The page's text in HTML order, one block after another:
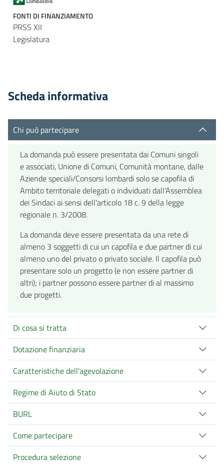
FONTI DI FINANZIAMENTO
PRSS XII
Legislatura
Scheda informativa
Chi può partecipare
La domanda può essere presentata dai Comuni singoli
e associati, Unione di Comuni, Comunità montane, dalle
Aziende speciali/Consorsi lombardi solo se capofila di
Ambito territoriale delegati o individuati dall'Assemblea
dei Sindaci ai sensi dell'articolo 18 c. 9 della legge
regionale n. 3/2008.
La domanda deve essere presentata da una rete di
almeno 3 soggetti di cui un capofila e due partner di cui
almeno uno del privato o privato sociale. Il capofila può
presentare solo un progetto (e non essere partner di
altri); i partner possono essere partner di al massimo
due progetti.
Di cosa si tratta
Dotazione finanziaria
Caratteristiche dell'agevolazione
Regime di Aiuto di Stato
BURL
Come partecipare
Procedura selezione